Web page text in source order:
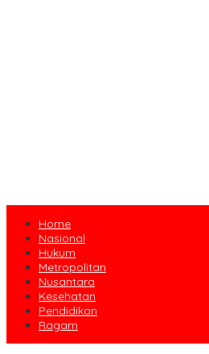
Home
Nasional
Hukum
Metropolitan
Nusantara
Kesehatan
Pendidikan
Ragam